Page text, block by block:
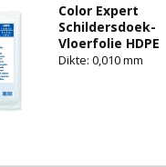
Color Expert
Schildersdoek-
Vloerfolie HDPE
Dikte: 0,010 mm